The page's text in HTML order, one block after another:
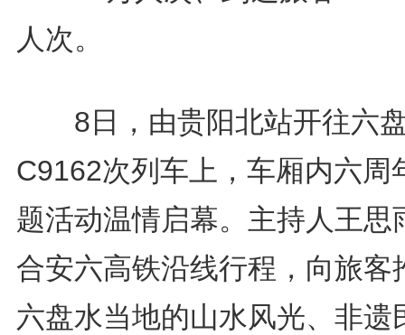
人次。
8日，由贵阳北站开往六
C9162次列车上，车厢内六周
题活动温情启幕。主持人王思
合安六高铁沿线行程，向旅客
六盘水当地的山水风光、非遗